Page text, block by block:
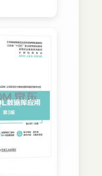
级计算机
超级计算
超级计算机
接管失效
提醒，这
。
需动作。
群上运行
点）到稳
隔离故障
的操作。